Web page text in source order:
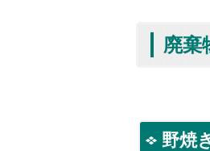
廃棄
野焼